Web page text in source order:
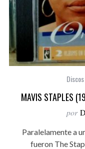
MAVIS STAPLES
por
Paralelamente a
fueron The